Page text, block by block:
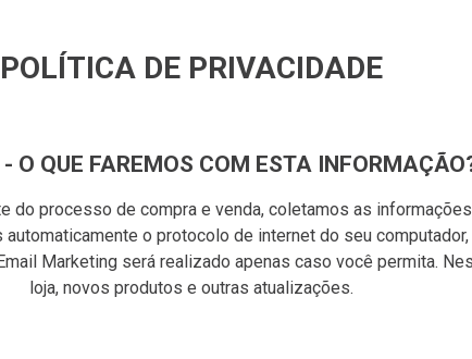
POLÍTICA DE PRIVACIDADE
O QUE FAREMOS COM ESTA
do processo de compra e venda, coletamos as
o protocolo de internet do seu
Marketing será realizado apenas caso você permita.
loja, novos produtos e outras atualizações.